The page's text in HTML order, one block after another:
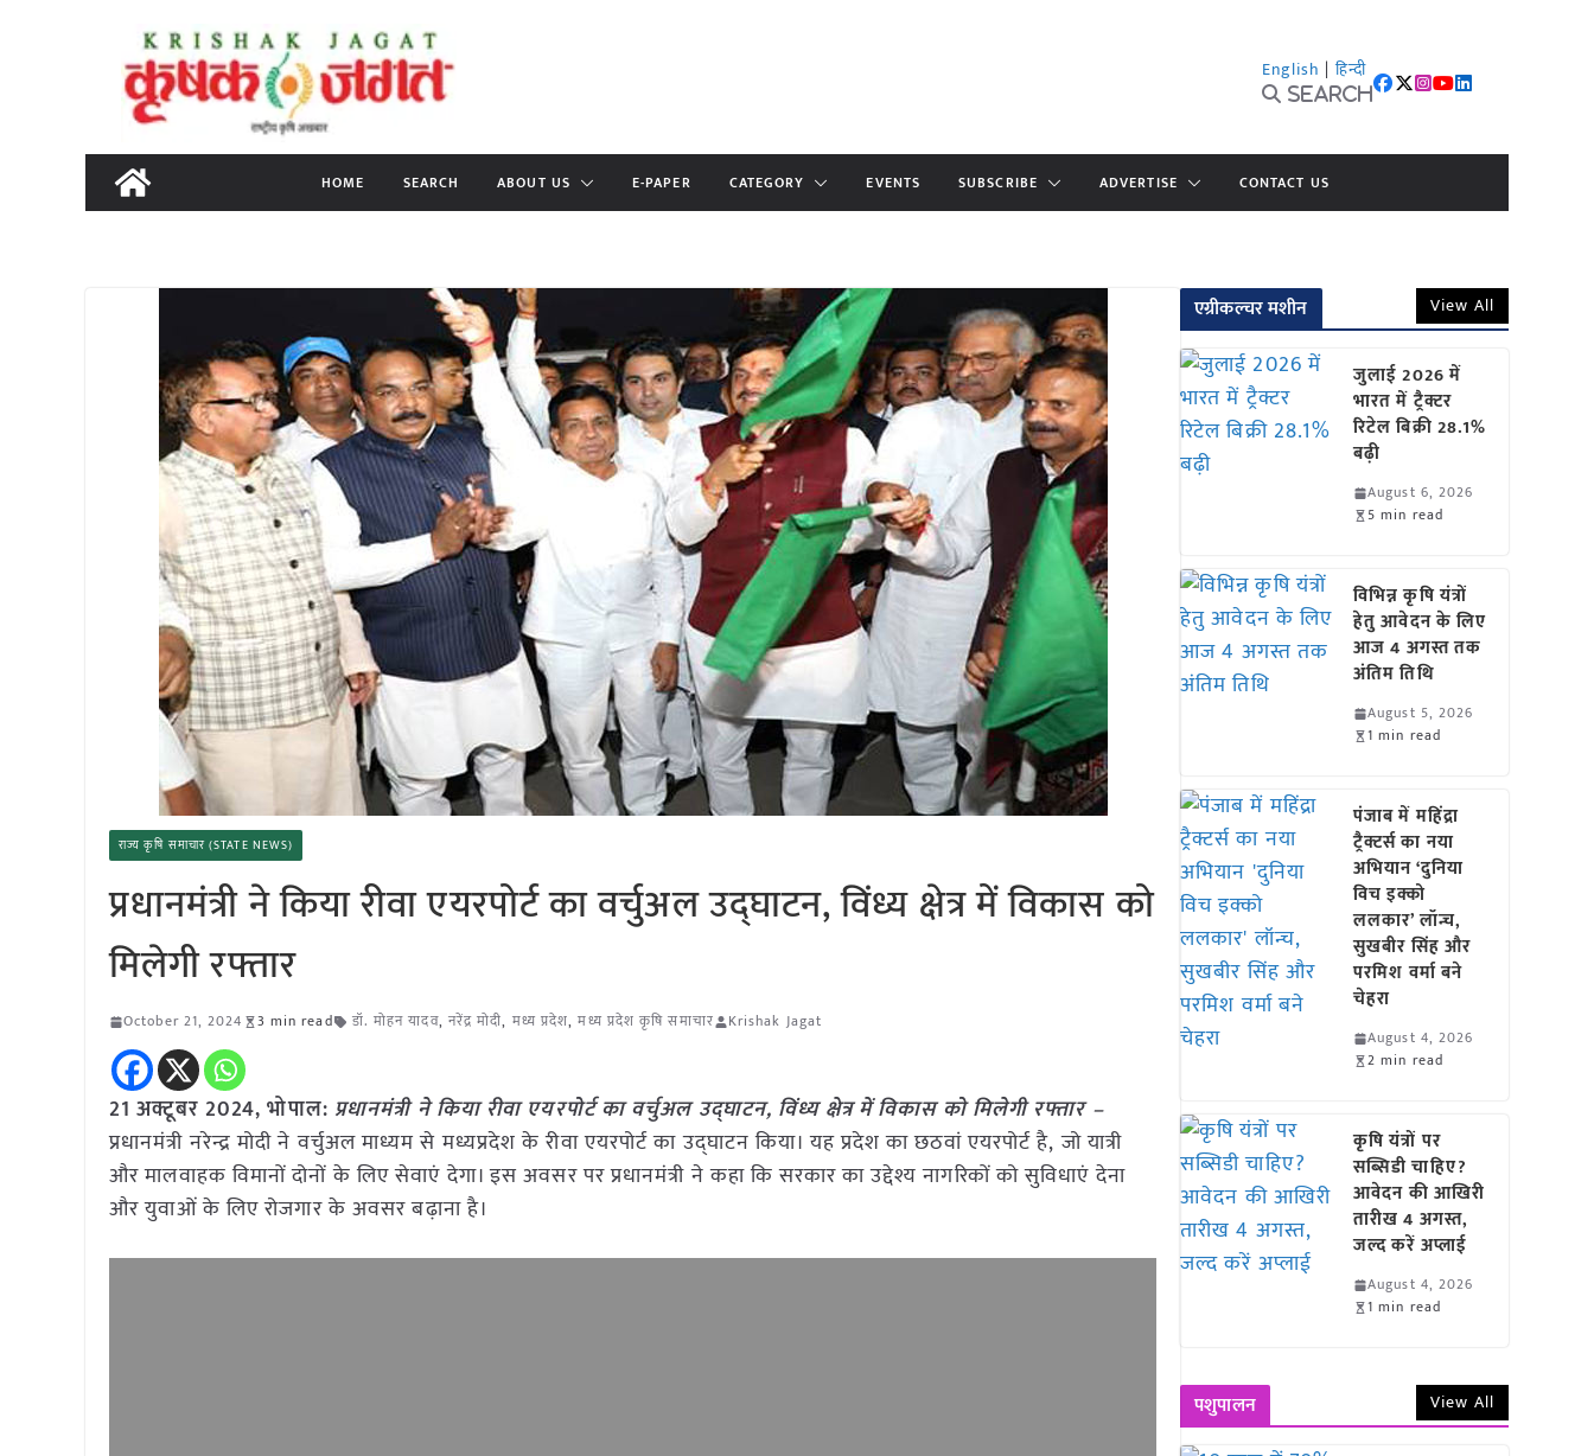
content
English | हिन्दी
Search
HOME SEARCH ABOUT US E-PAPER CATEGORY EVENTS SUBSCRIBE ADVERTISE CONTACT US
राज्य कृषि समाचार (STATE NEWS)
प्रधानमंत्री ने किया रीवा एयरपोर्ट का वर्चुअल उद्घाटन, विंध्य क्षेत्र में विकास को
मिलेगी रफ्तार
October 21, 2024 3 min read डॉ. मोहन यादव, नरेंद्र मोदी, मध्य प्रदेश,मध्य प्रदेश कृषि समाचार Krishak Jagat
21 अक्टूबर 2024, भोपाल: प्रधानमंत्री ने किया रीवा एयरपोर्ट का वर्चुअल उद्घाटन, विंध्य क्षेत्र में विकास को मिलेगी रफ्तार –
प्रधानमंत्री नरेन्द्र मोदी ने वर्चुअल माध्यम से मध्यप्रदेश के रीवा एयरपोर्ट का उद्घाटन किया। यह प्रदेश का छठवां एयरपोर्ट है, जो यात्री
और मालवाहक विमानों दोनों के लिए सेवाएं देगा। इस अवसर पर प्रधानमंत्री ने कहा कि सरकार का उद्देश्य नागरिकों को सुविधाएं देना
और युवाओं के लिए रोजगार के अवसर बढ़ाना है।
एग्रीकल्चर मशीन View All
जुलाई 2026 में
भारत में ट्रैक्टर
रिटेल बिक्री 28.1%
बढ़ी
August 6, 2026
5 min read
विभिन्न कृषि यंत्रों
हेतु आवेदन के लिए
आज 4 अगस्त तक
अंतिम तिथि
August 5, 2026
1 min read
पंजाब में महिंद्रा
ट्रैक्टर्स का नया
अभियान ‘दुनिया
विच इक्को
ललकार’ लॉन्च,
सुखबीर सिंह और
परमिश वर्मा बने
चेहरा
August 4, 2026
2 min read
कृषि यंत्रों पर
सब्सिडी चाहिए?
आवेदन की आखिरी
तारीख 4 अगस्त,
जल्द करें अप्लाई
August 4, 2026
1 min read
पशुपालन View All